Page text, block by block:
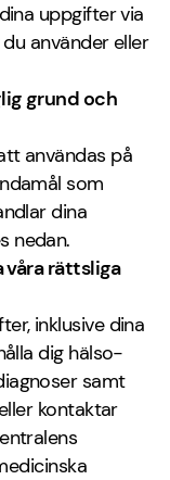
uppgifter via
använder eller
grund och
användas på
som
dina
nedan.
våra rättsliga
inklusive dina
dig hälso-
samt
kontaktar